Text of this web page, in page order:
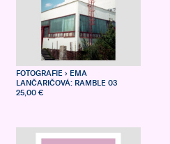
FOTOGRAFIE › EMA
LANČARIČOVÁ: RAMBLE 03
25,00 €